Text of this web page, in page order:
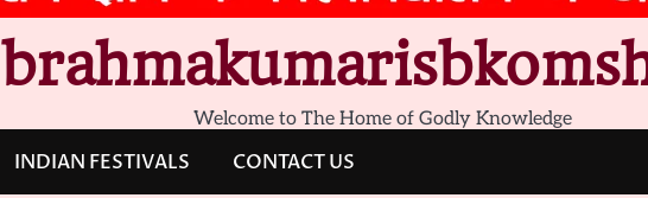
Welcome to The Home of Godly Knowledge
INDIAN FESTIVALS CONTACT US